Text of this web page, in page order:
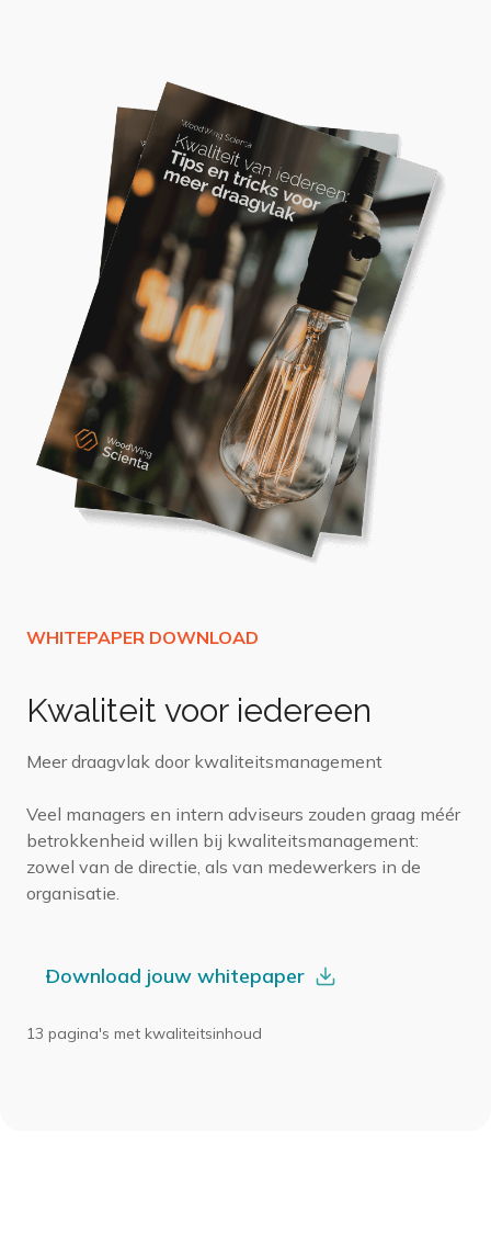
Kwaliteit voor iedereen
Meer draagvlak door kwaliteitsmanagement
Veel managers en intern adviseurs zouden graag méér
betrokkenheid willen bij kwaliteitsmanagement:
zowel van de directie, als van medewerkers in de
organisatie.
Download jouw whitepaper
13 pagina's met kwaliteitsinhoud